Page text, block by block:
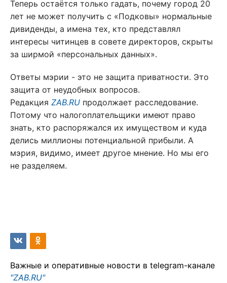
Теперь остаётся только гадать, почему город 20
лет не может получить с «Подковы» нормальные
дивиденды, а имена тех, кто представлял
интересы читинцев в совете директоров, скрыты
за ширмой «персональных данных».
Ответы мэрии - это не защита приватности. Это
защита от неудобных вопросов.
Редакция ZAB.RU продолжает расследование.
Потому что налогоплательщики имеют право
знать, кто распоряжался их имуществом и куда
делись миллионы потенциальной прибыли. А
мэрия, видимо, имеет другое мнение. Но мы его
не разделяем.
Важные и оперативные новости в telegram-канале
"ZAB.RU"